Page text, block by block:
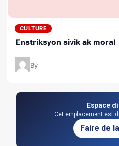
CULTURE
Enstriksyon sivik ak moral
By
Espace
Cet emplacement est
Faire de